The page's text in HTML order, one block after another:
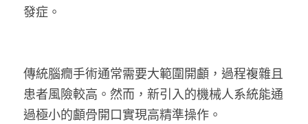
KOL 精選
曾子晴 - 晴深直說
龔靜儀大律師專欄
發症。
傳統腦癇手術通常需要大範圍開顱，過程複雜且
患者風險較高。然而，新引入的機械人系統能通
過極小的顱骨開口實現高精準操作。